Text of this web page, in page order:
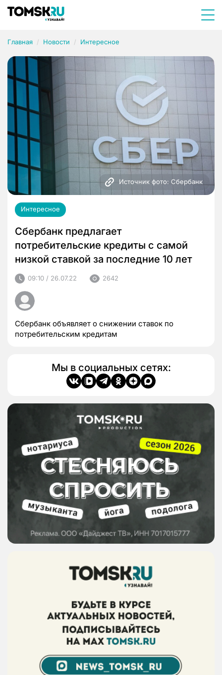
Главная Новости Интересное
Источник фото: Сбербанк
Интересное
Сбербанк предлагает
потребительские кредиты с самой
низкой ставкой за последние 10 лет
09:10 / 26.07.22 2642
Сбербанк объявляет о снижении ставок по
потребительским кредитам
Мы в социальных сетях: